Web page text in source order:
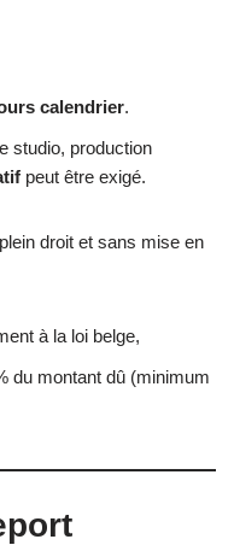
calendrier.
studio, production
peut être exigé.
droit et sans mise en
à la loi belge,
du montant dû (minimum